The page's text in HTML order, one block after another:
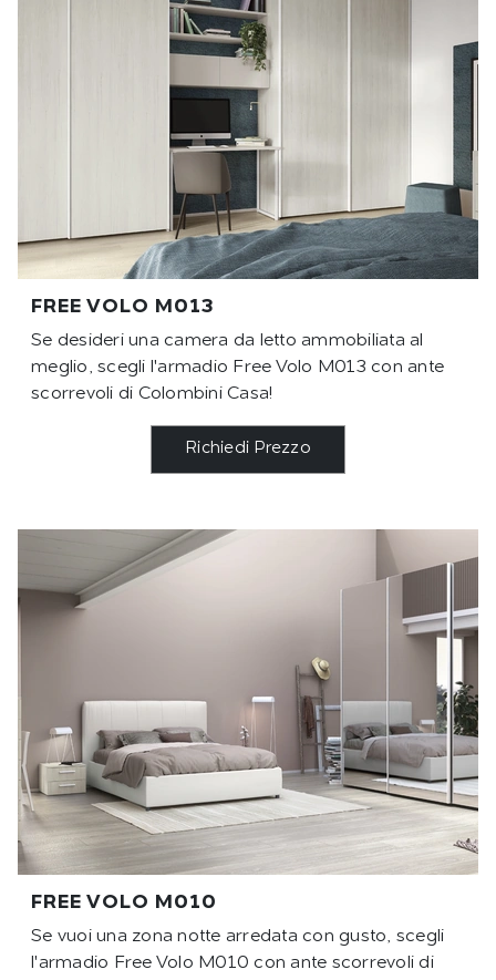
FREE VOLO M013
Se desideri una camera da letto ammobiliata al
meglio, scegli l'armadio Free Volo M013 con ante
scorrevoli di Colombini Casa!
Richiedi Prezzo
FREE VOLO M010
Se vuoi una zona notte arredata con gusto, scegli
l'armadio Free Volo M010 con ante scorrevoli di